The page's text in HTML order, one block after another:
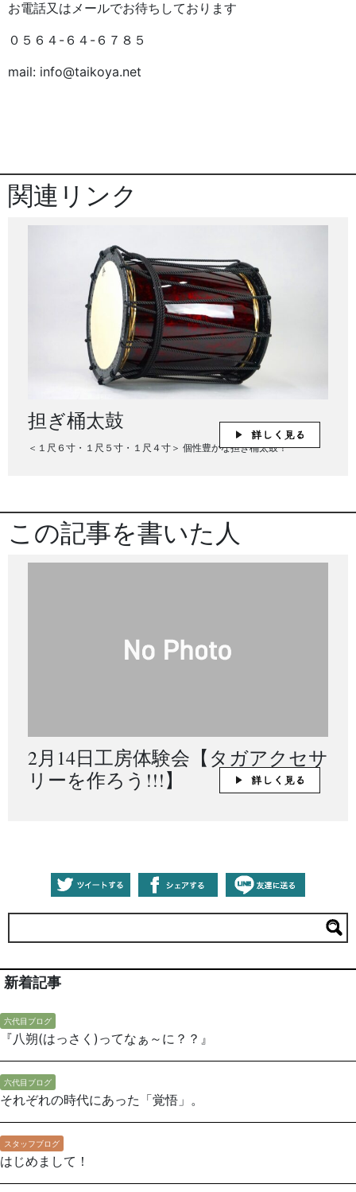
お電話又はメールでお待ちしております
０５６４-６４-６７８５
mail: info@taikoya.net
関連リンク
担ぎ桶太鼓
＜１尺６寸・１尺５寸・１尺４寸＞ 個性豊かな担ぎ桶太鼓！
この記事を書いた人
2月14日工房体験会【タガアクセサ
リーを作ろう!!!】
新着記事
六代目ブログ
『八朔(はっさく)ってなぁ～に？？』
六代目ブログ
それぞれの時代にあった「覚悟」。
スタッフブログ
はじめまして！